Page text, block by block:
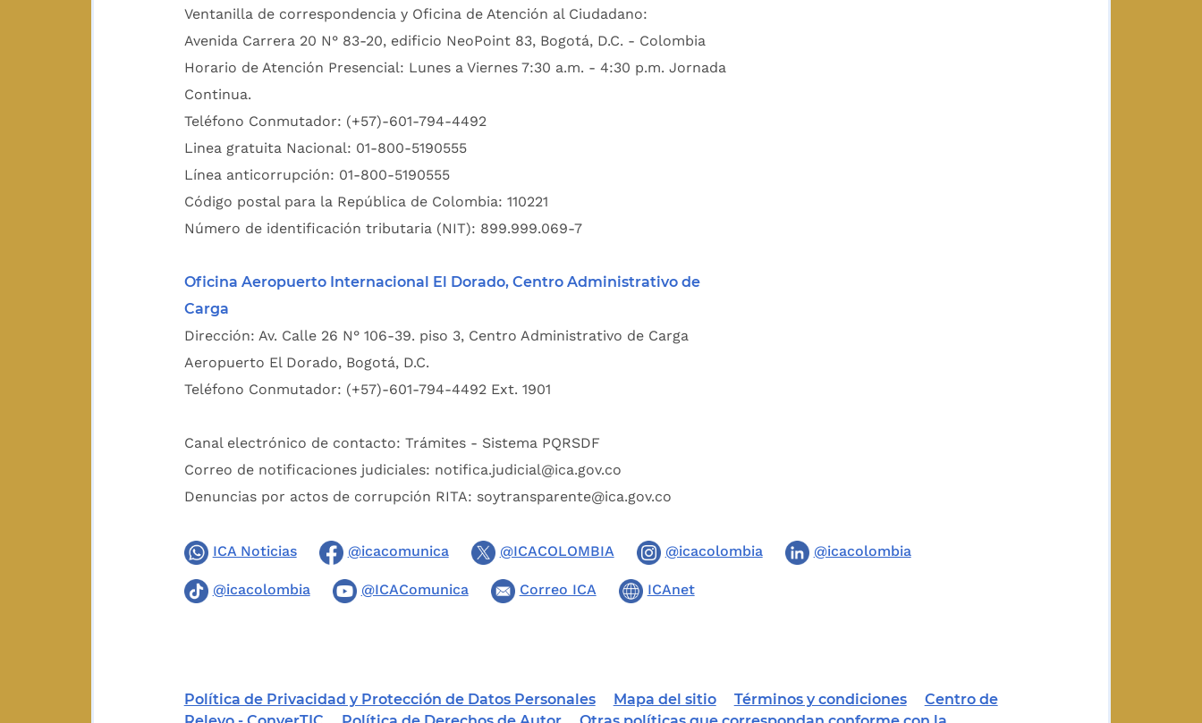
Ventanilla de correspondencia y Oficina de Atención al Ciudadano:
Avenida Carrera 20 N° 83-20, edificio NeoPoint 83, Bogotá, D.C. - Colombia
Horario de Atención Presencial: Lunes a Viernes 7:30 a.m. - 4:30 p.m. Jornada
Continua.
Teléfono Conmutador: (+57)-601-794-4492
Linea gratuita Nacional: 01-800-5190555
Línea anticorrupción: 01-800-5190555
Código postal para la República de Colombia: 110221
Número de identificación tributaria (NIT): 899.999.069-7
Oficina Aeropuerto Internacional El Dorado, Centro Administrativo de
Carga
Dirección: Av. Calle 26 N° 106-39. piso 3, Centro Administrativo de Carga
Aeropuerto El Dorado, Bogotá, D.C.
Teléfono Conmutador: (+57)-601-794-4492 Ext. 1901
Canal electrónico de contacto: Trámites - Sistema PQRSDF
Correo de notificaciones judiciales: notifica.judicial@ica.gov.co
Denuncias por actos de corrupción RITA: soytransparente@ica.gov.co
ICA Noticias @icacomunica @ICACOLOMBIA @icacolombia @icacolombia
@icacolombia @ICAComunica Correo ICA ICAnet
Política de Privacidad y Protección de Datos Personales Mapa del sitio Términos y condiciones
Centro de